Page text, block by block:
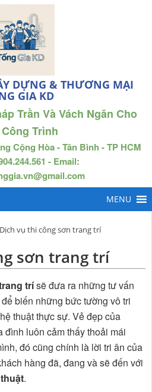
DỰNG & THƯƠNG MẠI
GIA KD
Trần Và Vách Ngăn Cho
Trình
Cộng Hòa - Tân Bình - TP HCM
- Email:
vụ thi công sơn trang trí
sơn trang trí
trísẽ đưa ra những tư vấn
biến những bức tường vô tri
thuật thực sự. Vẻ đẹp của
đình luôn cảm thấy thoải mái
đó cũng chính là lời tri ân của
hàng đã, đang và sẽ đến với
.